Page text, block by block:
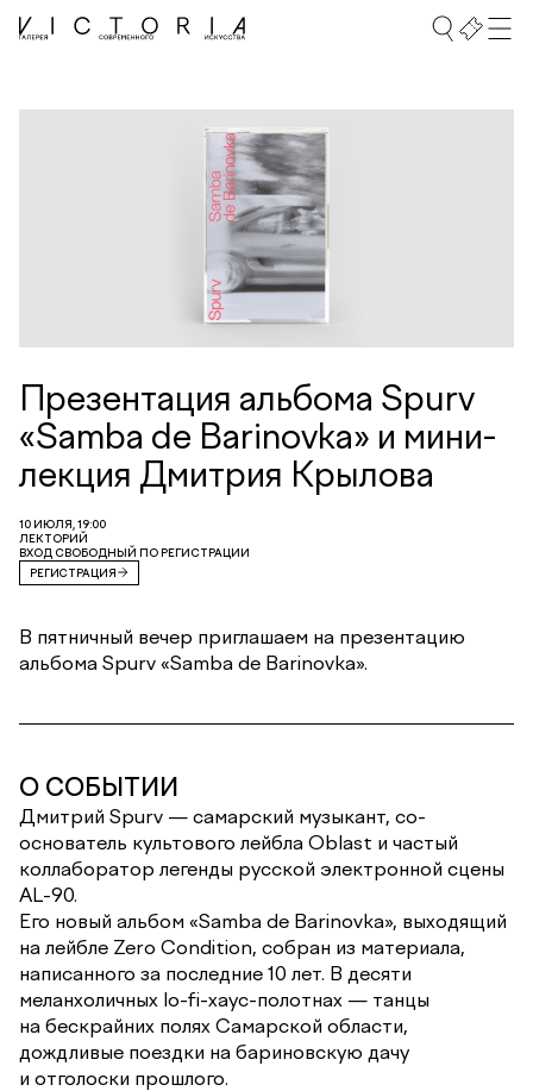
Презентация альбома Spurv
«Samba de Barinovka» и мини-
лекция Дмитрия Крылова
10 ИЮЛЯ, 19:00
ЛЕКТОРИЙ
ВХОД СВОБОДНЫЙ ПО РЕГИСТРАЦИИ
РЕГИСТРАЦИЯ
В пятничный вечер приглашаем на презентацию
альбома Spurv «Samba de Barinovka».
О СОБЫТИИ
Дмитрий Spurv — самарский музыкант, со-
основатель культового лейбла Oblast и частый
коллаборатор легенды русской электронной сцены
AL-90.
Его новый альбом «Samba de Barinovka», выходящий
на лейбле Zero Condition, собран из материала,
написанного за последние 10 лет. В десяти
меланхоличных lo-fi-хаус-полотнах — танцы
на бескрайних полях Самарской области,
дождливые поездки на бариновскую дачу
и отголоски прошлого.